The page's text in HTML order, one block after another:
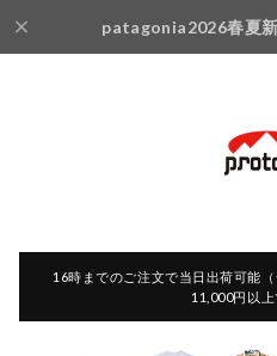
patagonia2026春夏新
16時までのご注文で当日出荷可能
11,000円以